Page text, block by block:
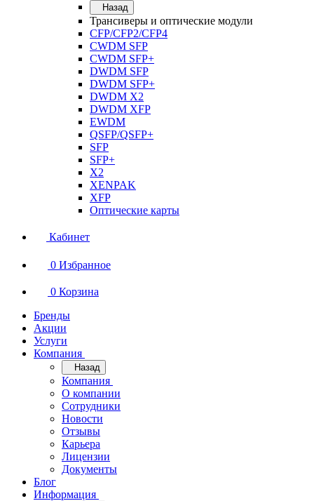
Назад
Трансиверы и оптические модули
CFP/CFP2/CFP4
CWDM SFP
CWDM SFP+
DWDM SFP
DWDM SFP+
DWDM X2
DWDM XFP
EWDM
QSFP/QSFP+
SFP
SFP+
X2
XENPAK
XFP
Оптические карты
Кабинет
0 Избранное
0 Корзина
Бренды
Акции
Услуги
Компания
Назад
Компания
О компании
Сотрудники
Новости
Отзывы
Карьера
Лицензии
Документы
Блог
Информация